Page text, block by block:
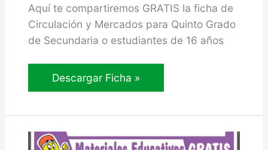
Aquí te compartiremos GRATIS la ficha de
Circulación y Mercados para Quinto Grado
de Secundaria o estudiantes de 16 años
Circulación
y
Quinto
Descargar Ficha »